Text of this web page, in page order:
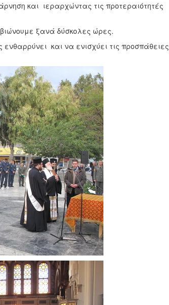
και ιεραρχώντας τις προτεραιότητές
ξανά δύσκολες ώρες.
και να ενισχύει τις προσπάθειες